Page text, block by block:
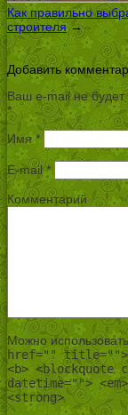
Как правильно
строителя→
Добавить
Ваш e-mail не будет
*
Имя*
E-mail*
Комментарий
Можно
href="" title="">
<b> <blockquote
datetime="">
<strong>